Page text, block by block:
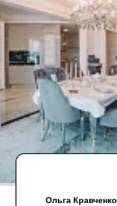
Ольга Кравченко